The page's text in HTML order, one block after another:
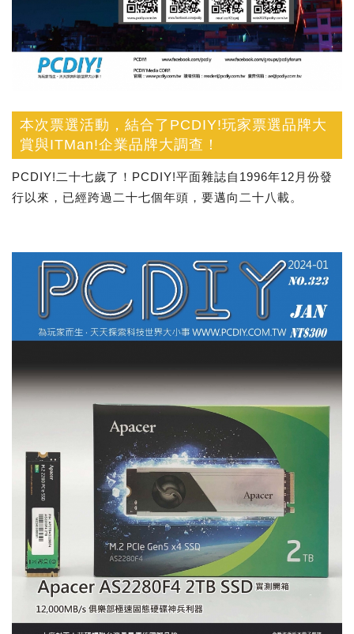
本次票選活動，結合了PCDIY!玩家票選品牌大
賞與ITMan!企業品牌大調查！
PCDIY!二十七歲了！PCDIY!平面雜誌自1996年12月份發
行以來，已經跨過二十七個年頭，要邁向二十八載。